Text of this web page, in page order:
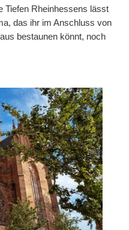
Tiefen Rheinhessens lässt
das ihr im Anschluss von
aus bestaunen könnt, noch